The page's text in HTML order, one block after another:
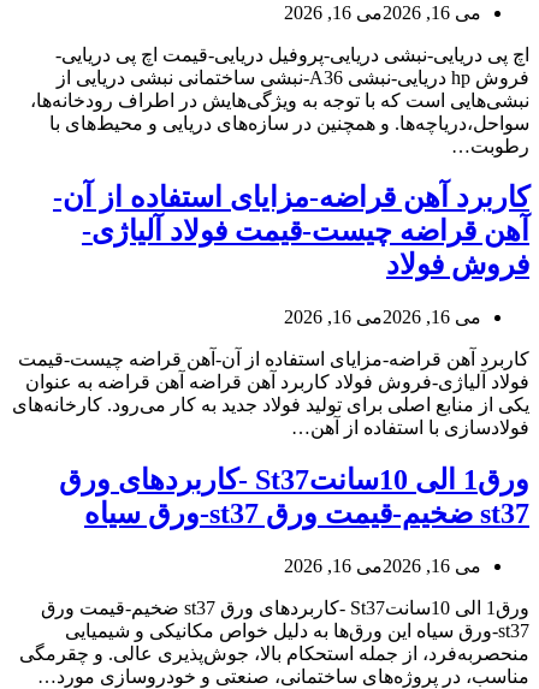
می 16, 2026 می 16, 2026
اچ پی دریایی-نبشی دریایی-پروفیل دریایی-قیمت اچ پی دریایی-
فروش hp دریایی-نبشی A36-نبشی ساختمانی نبشی دریایی از
نبشی‌هایی است که با توجه به ویژگی‌هایش در اطراف رودخانه‌ها،
سواحل،دریاچه‌ها. و همچنین در سازه‌های دریایی و محیط‌های با
رطوبت…
کاربرد آهن قراضه-مزایای استفاده از آن-
آهن قراضه چیست-قیمت فولاد آلیاژی-
فروش فولاد
می 16, 2026 می 16, 2026
کاربرد آهن قراضه-مزایای استفاده از آن-آهن قراضه چیست-قیمت
فولاد آلیاژی-فروش فولاد کاربرد آهن قراضه آهن قراضه به عنوان
یکی از منابع اصلی برای تولید فولاد جدید به کار می‌رود. کارخانه‌های
فولادسازی با استفاده از آهن…
ورق1 الی 10سانتSt37 -کاربردهای ورق
st37 ضخیم-قیمت ورق st37-ورق سیاه
می 16, 2026 می 16, 2026
ورق1 الی 10سانتSt37 -کاربردهای ورق st37 ضخیم-قیمت ورق
st37-ورق سیاه این ورق‌ها به دلیل خواص مکانیکی و شیمیایی
منحصربه‌فرد، از جمله استحکام بالا، جوش‌پذیری عالی. و چقرمگی
مناسب، در پروژه‌های ساختمانی، صنعتی و خودروسازی مورد…